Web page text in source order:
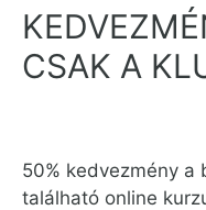
CSAK A
50% kedvezmény a
található online